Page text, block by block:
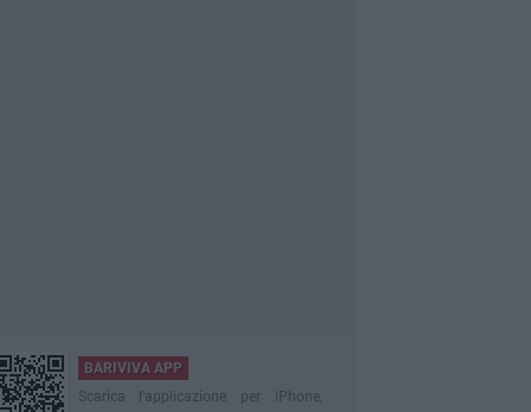
BARIVIVA APP
Scarica l'applicazione per iPhone,